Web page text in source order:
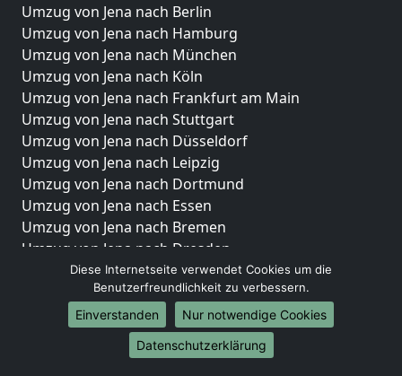
Umzug von Jena nach Berlin
Umzug von Jena nach Hamburg
Umzug von Jena nach München
Umzug von Jena nach Köln
Umzug von Jena nach Frankfurt am Main
Umzug von Jena nach Stuttgart
Umzug von Jena nach Düsseldorf
Umzug von Jena nach Leipzig
Umzug von Jena nach Dortmund
Umzug von Jena nach Essen
Umzug von Jena nach Bremen
Umzug von Jena nach Dresden
Umzug von Jena nach Hannover
Umzug von Jena nach Nürnberg
Umzug von Jena nach Duisburg
Umzug von Jena nach Bochum
Umzug von Jena nach Wuppertal
Diese Internetseite verwendet Cookies um die
Benutzerfreundlichkeit zu verbessern.
Einverstanden
Nur notwendige Cookies
Datenschutzerklärung